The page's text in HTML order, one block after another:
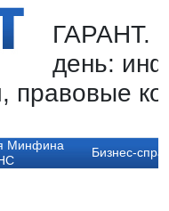
ГАРАНТ.
день:
правовые
Минфина
Бизнес-